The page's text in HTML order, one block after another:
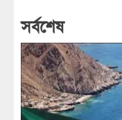
সর্বশেষ